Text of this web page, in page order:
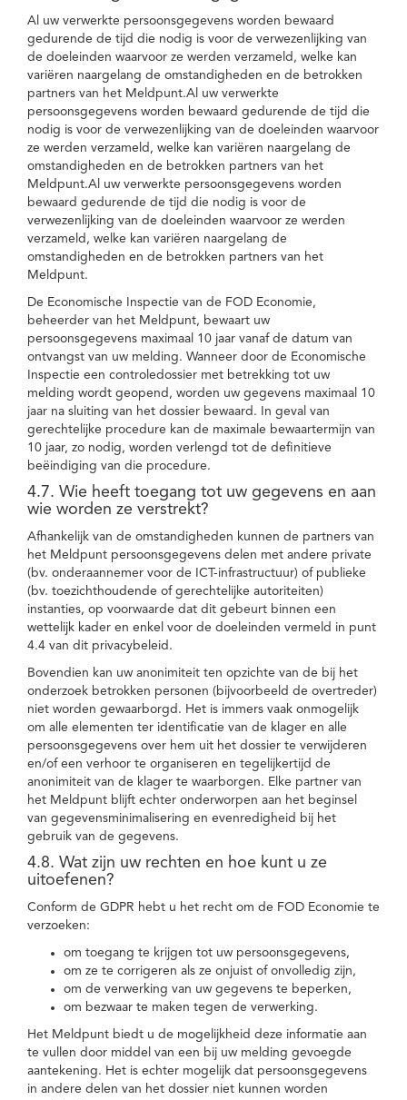
Al uw verwerkte persoonsgegevens worden bewaard
gedurende de tijd die nodig is voor de verwezenlijking van
de doeleinden waarvoor ze werden verzameld, welke kan
variëren naargelang de omstandigheden en de betrokken
partners van het Meldpunt.Al uw verwerkte
persoonsgegevens worden bewaard gedurende de tijd die
nodig is voor de verwezenlijking van de doeleinden waarvoor
ze werden verzameld, welke kan variëren naargelang de
omstandigheden en de betrokken partners van het
Meldpunt.Al uw verwerkte persoonsgegevens worden
bewaard gedurende de tijd die nodig is voor de
verwezenlijking van de doeleinden waarvoor ze werden
verzameld, welke kan variëren naargelang de
omstandigheden en de betrokken partners van het
Meldpunt.
De Economische Inspectie van de FOD Economie,
beheerder van het Meldpunt, bewaart uw
persoonsgegevens maximaal 10 jaar vanaf de datum van
ontvangst van uw melding. Wanneer door de Economische
Inspectie een controledossier met betrekking tot uw
melding wordt geopend, worden uw gegevens maximaal 10
jaar na sluiting van het dossier bewaard. In geval van
gerechtelijke procedure kan de maximale bewaartermijn van
10 jaar, zo nodig, worden verlengd tot de definitieve
beëindiging van die procedure.
4.7. Wie heeft toegang tot uw gegevens en aan
wie worden ze verstrekt?
Afhankelijk van de omstandigheden kunnen de partners van
het Meldpunt persoonsgegevens delen met andere private
(bv. onderaannemer voor de ICT-infrastructuur) of publieke
(bv. toezichthoudende of gerechtelijke autoriteiten)
instanties, op voorwaarde dat dit gebeurt binnen een
wettelijk kader en enkel voor de doeleinden vermeld in punt
4.4 van dit privacybeleid.
Bovendien kan uw anonimiteit ten opzichte van de bij het
onderzoek betrokken personen (bijvoorbeeld de overtreder)
niet worden gewaarborgd. Het is immers vaak onmogelijk
om alle elementen ter identificatie van de klager en alle
persoonsgegevens over hem uit het dossier te verwijderen
en/of een verhoor te organiseren en tegelijkertijd de
anonimiteit van de klager te waarborgen. Elke partner van
het Meldpunt blijft echter onderworpen aan het beginsel
van gegevensminimalisering en evenredigheid bij het
gebruik van de gegevens.
4.8. Wat zijn uw rechten en hoe kunt u ze
uitoefenen?
Conform de GDPR hebt u het recht om de FOD Economie te
verzoeken:
om toegang te krijgen tot uw persoonsgegevens,
om ze te corrigeren als ze onjuist of onvolledig zijn,
om de verwerking van uw gegevens te beperken,
om bezwaar te maken tegen de verwerking.
Het Meldpunt biedt u de mogelijkheid deze informatie aan
te vullen door middel van een bij uw melding gevoegde
aantekening. Het is echter mogelijk dat persoonsgegevens
in andere delen van het dossier niet kunnen worden